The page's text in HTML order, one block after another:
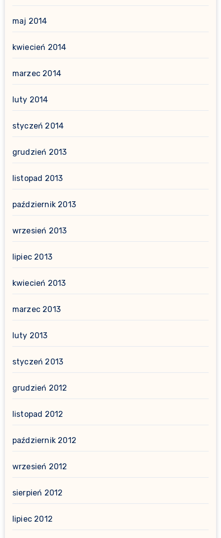
maj 2014
kwiecień 2014
marzec 2014
luty 2014
styczeń 2014
grudzień 2013
listopad 2013
październik 2013
wrzesień 2013
lipiec 2013
kwiecień 2013
marzec 2013
luty 2013
styczeń 2013
grudzień 2012
listopad 2012
październik 2012
wrzesień 2012
sierpień 2012
lipiec 2012